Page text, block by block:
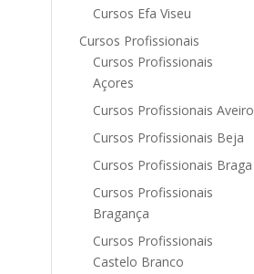
Cursos Efa Viseu
Cursos Profissionais
Cursos Profissionais
Açores
Cursos Profissionais Aveiro
Cursos Profissionais Beja
Cursos Profissionais Braga
Cursos Profissionais
Bragança
Cursos Profissionais
Castelo Branco